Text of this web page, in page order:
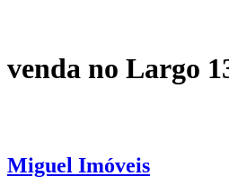
venda no Largo
Miguel Imóveis